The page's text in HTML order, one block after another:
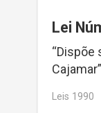
Lei
Leis 1990